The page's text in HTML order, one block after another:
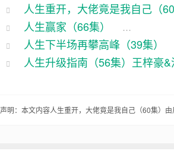
你说这奴隶就奴隶吧，可我这老弟
事？，这三天时间，他愣是给我弄了
那天，我正跟几个老哥们儿喝酒，
我打开盒子一看，原来是一套游戏
人生重开，大佬竟是我自己（60
人生赢家（66集）
...
人生下半场再攀高峰（39集）
人生升级指南（56集）王梓豪
声明：本文内容人生重开，大佬竟是我自己（60集）